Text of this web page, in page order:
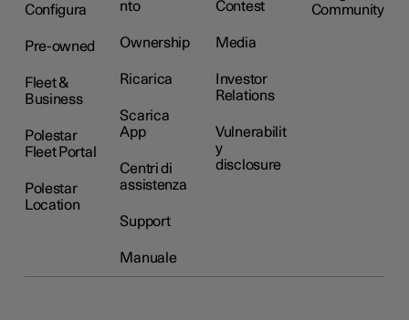
Configura
Pre-owned
Fleet &
Business
Polestar
Fleet Portal
Polestar
Location
nto
Ownership
Ricarica
Scarica
App
Centri di
assistenza
Support
Manuale
Contest
Media
Investor
Relations
Vulnerabilit
y
disclosure
Community